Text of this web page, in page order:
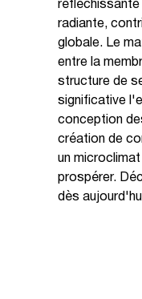
radiante,
globale. Le
entre la
structure de
significative
conception
création de
un
prospérer.
dès